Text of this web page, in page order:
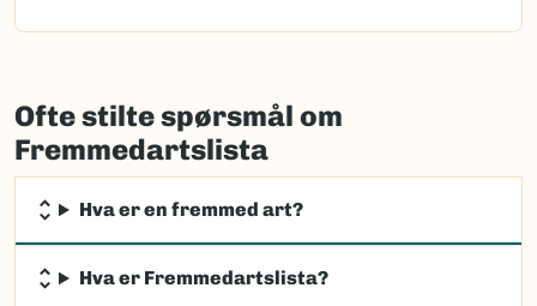
Ofte stilte spørsmål om
Fremmedartslista
Hva er en fremmed art?
Hva er Fremmedartslista?